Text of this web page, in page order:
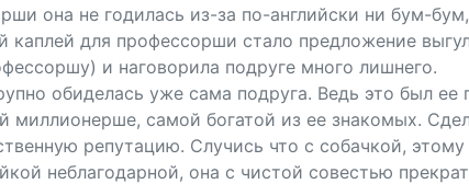
она не годилась из-за по-английски ни бум-
каплей для профессорши стало предложение
и наговорила подруге много лишнего.
обиделась уже сама подруга. Ведь это был
миллионерше, самой богатой из ее знакомых.
репутацию. Случись что с собачкой,
неблагодарной, она с чистой совестью